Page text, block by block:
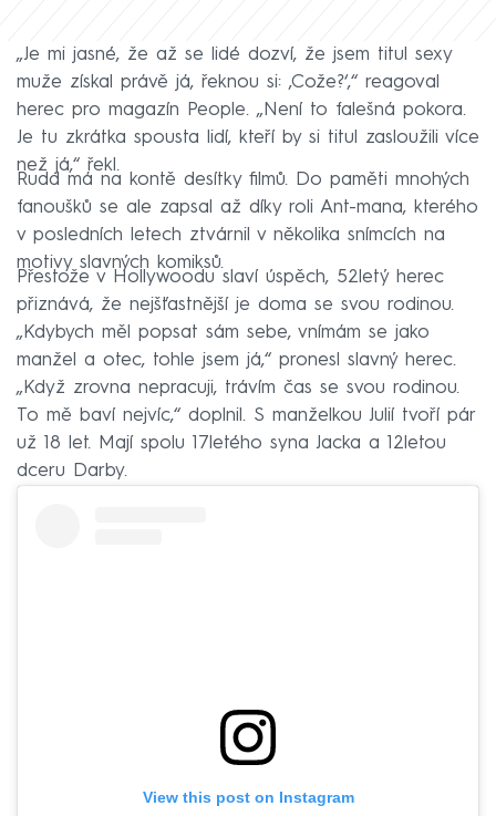
„Je mi jasné, že až se lidé dozví, že jsem titul sexy
muže získal právě já, řeknou si: ‚Cože?‘,“ reagoval
herec pro magazín People. „Není to falešná pokora.
Je tu zkrátka spousta lidí, kteří by si titul zasloužili více
než já,“ řekl.
Rudd má na kontě desítky filmů. Do paměti mnohých
fanoušků se ale zapsal až díky roli Ant-mana, kterého
v posledních letech ztvárnil v několika snímcích na
motivy slavných komiksů.
Přestože v Hollywoodu slaví úspěch, 52letý herec
přiznává, že nejšťastnější je doma se svou rodinou.
„Kdybych měl popsat sám sebe, vnímám se jako
manžel a otec, tohle jsem já,“ pronesl slavný herec.
„Když zrovna nepracuji, trávím čas se svou rodinou.
To mě baví nejvíc,“ doplnil. S manželkou Julií tvoří pár
už 18 let. Mají spolu 17letého syna Jacka a 12letou
dceru Darby.
View this post on Instagram